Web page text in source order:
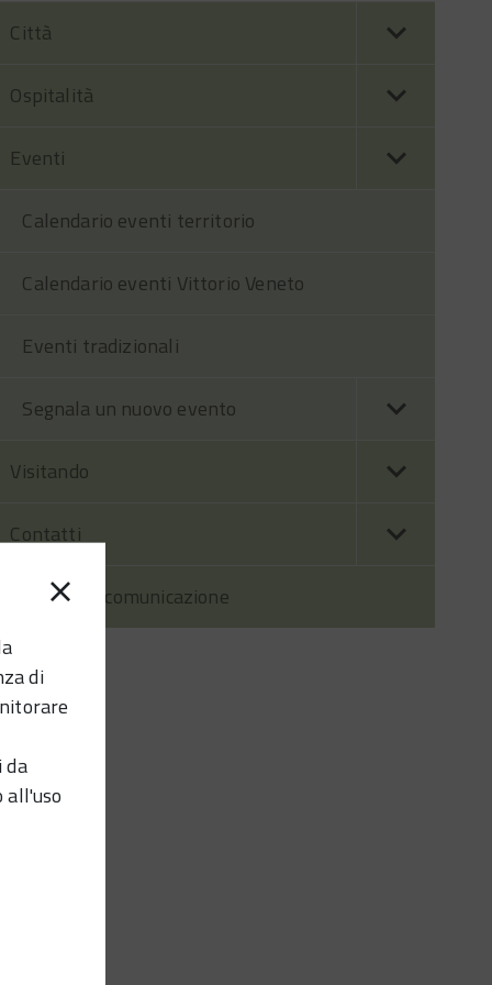
di
da
all'uso
Città
Ospitalità
Eventi
Calendario eventi territorio
Calendario eventi Vittorio Veneto
Eventi tradizionali
Segnala un nuovo evento
Visitando
Contatti
Prodotti di comunicazione